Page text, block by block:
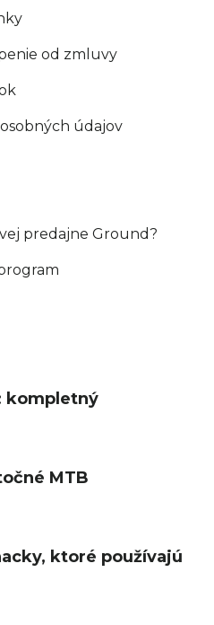
od zmluvy
údajov
predajne Ground?
kompletný
MTB
ktoré používajú